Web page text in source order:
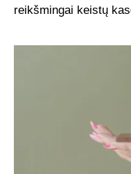
reikšmingai keistų